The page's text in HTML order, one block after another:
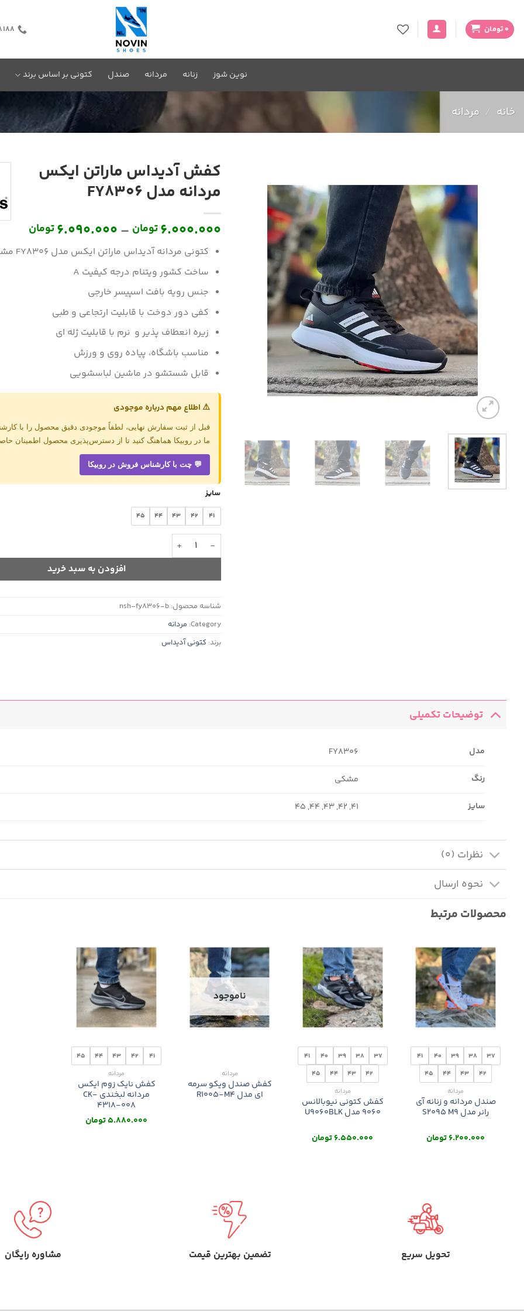
content
0 تومان
نوین شوز زنانه مردانه صندل کتونی بر اساس برند
خانه / مردانه
کفش آدیداس ماراتن ایکس
مردانه مدل FY8306
6.000.000تومان –
6.090.000تومان
کتونی مردانه آدیداس ماراتن ایکس مدل FY8306 مشکی
ساخت کشور ویتنام درجه کیفیت A
جنس رویه بافت اسپیسر خارجی
کفی دور دوخت با قابلیت ارتجاعی و طبی
زیره انعطاف پذیر و نرم با قابلیت ژله ای
مناسب باشگاه، پیاده روی و ورزش
قابل شستشو در ماشین لباسشویی
⚠️ اطلاع مهم درباره موجودی
قبل از ثبت سفارش نهایی، لطفاً موجودی دقیق محصول را با
ما در روبیکا هماهنگ کنید تا از دسترس‌پذیری محصول اطمینان
💬 چت با کارشناس فروش در روبیکا
سایز
41
42
43
44
45
کفش آدیداس ماراتن ایکس مردانه مدل FY8306 عدد
افزودن به سبد خرید
شناسه محصول:nsh-fy8306-b
Category: مردانه
برند: کتونی آدیداس
توضیحات تکمیلی
مدل FY8306
رنگ مشکی
سایز 41, 42, 43, 44, 45
نظرات (0)
نحوه ارسال
محصولات مرتبط
+
37
38
39
40
41
42
43
44
45
مردانه
صندل مردانه و زنانه آی
رانر مدل S2095 M9
6.200.000تومان
+
37
38
39
40
41
42
43
44
45
مردانه
کفش کتونی نیوبالانس
9060 مدل U9060BLK
6.550.000تومان
+
ناموجود
مردانه
کفش صندل ویکو سرمه
ای مدل R1005-M4
+
41
42
43
44
45
مردانه
کفش نایک زوم ایکس
مردانه لبخندی CK-
4318-008
5.880.000تومان
تحویل سریع تضمین بهترین قیمت مشاوره رایگان